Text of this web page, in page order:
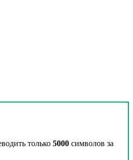
только 5000 символов за